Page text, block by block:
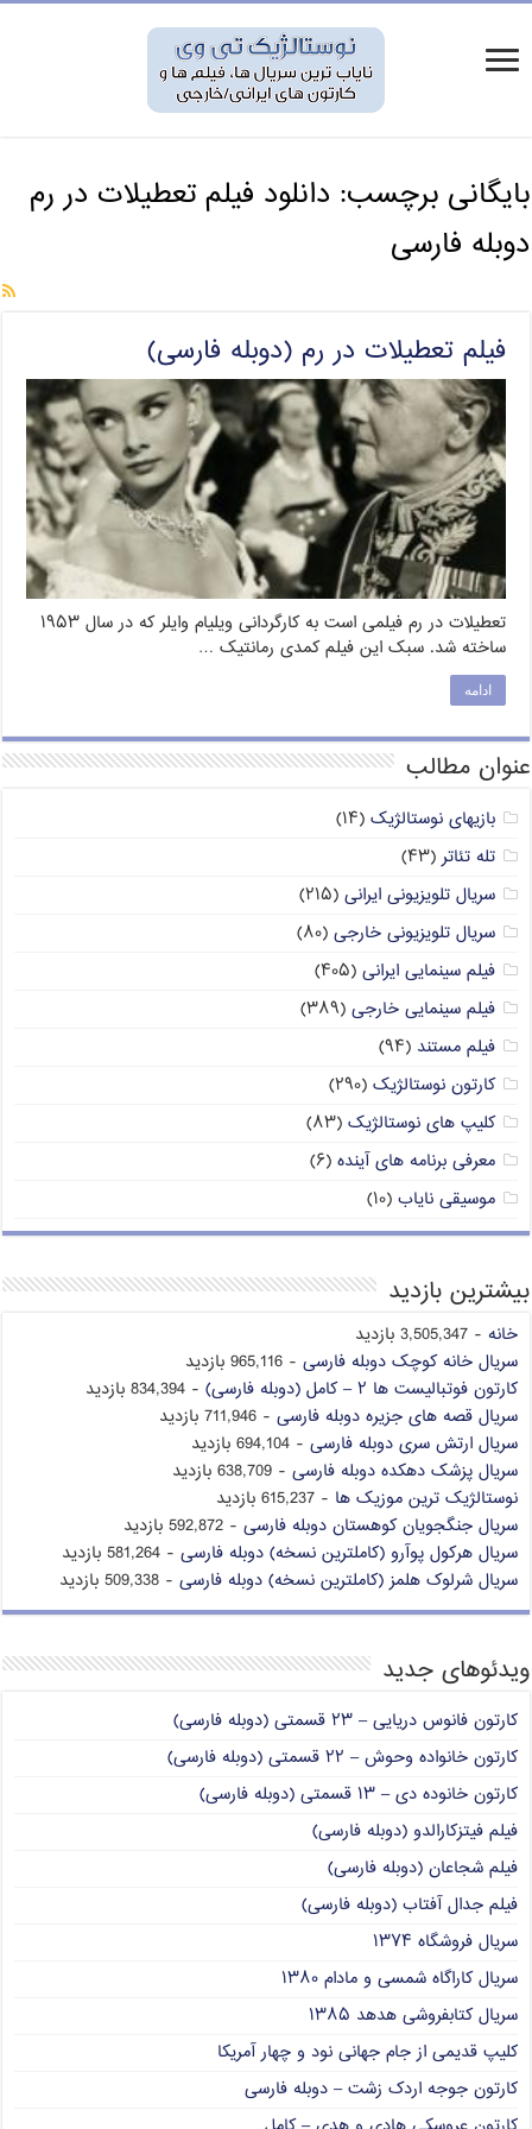
بایگانی برچسب: دانلود فیلم تعطیلات در رم
دوبله فارسی
فیلم تعطیلات در رم (دوبله فارسی)
تعطیلات در رم فیلمی است به کارگردانی ویلیام وایلر که در سال ۱۹۵۳
ساخته شد. سبک این فیلم کمدی رمانتیک …
ادامه
عنوان مطالب
بازیهای نوستالژیک (۱۴)
تله تئاتر(۴۳)
سریال تلویزیونی ایرانی (۲۱۵)
سریال تلویزیونی خارجی (۸۰)
فیلم سینمایی ایرانی (۴۰۵)
فیلم سینمایی خارجی (۳۸۹)
فیلم مستند (۹۴)
کارتون نوستالژیک (۲۹۰)
کلیپ های نوستالژیک (۸۳)
معرفی برنامه های آینده (۶)
موسیقی نایاب (۱۰)
بیشترین بازدید
خانه - 3,505,347 بازدید
سریال خانه کوچک دوبله فارسی - 965,116 بازدید
کارتون فوتبالیست ها ۲ – کامل (دوبله فارسی)
- 834,394 بازدید
سریال قصه های جزیره دوبله فارسی - 711,946 بازدید
سریال ارتش سری دوبله فارسی - 694,104 بازدید
سریال پزشک دهکده دوبله فارسی - 638,709 بازدید
نوستالژیک ترین موزیک ها - 615,237 بازدید
سریال جنگجویان کوهستان دوبله فارسی - 592,872 بازدید
سریال هرکول پوآرو (کاملترین نسخه) دوبله فارسی - 581,264 بازدید
سریال شرلوک هلمز (کاملترین نسخه) دوبله فارسی - 509,338 بازدید
ویدئوهای جدید
کارتون فانوس دریایی – ۲۳ قسمتی (دوبله فارسی)
کارتون خانواده وحوش – ۲۲ قسمتی (دوبله فارسی)
کارتون خانوده دی – ۱۳ قسمتی (دوبله فارسی)
فیلم فیتزکارالدو (دوبله فارسی)
فیلم شجاعان (دوبله فارسی)
فیلم جدال آفتاب (دوبله فارسی)
سریال فروشگاه ۱۳۷۴
سریال کاراگاه شمسی و مادام ۱۳۸۰
سریال کتابفروشی هدهد ۱۳۸۵
کلیپ قدیمی از جام جهانی نود و چهار آمریکا
کارتون جوجه اردک زشت – دوبله فارسی